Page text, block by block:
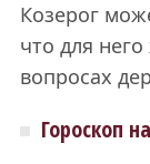
Козерог
что для
вопросах
Гороскоп